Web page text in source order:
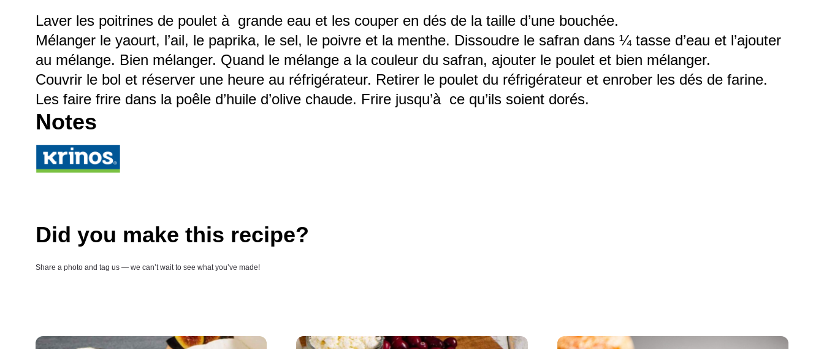
Laver les poitrines de poulet à grande eau et les couper en dés de la taille d’une bouchée.
Mélanger le yaourt, l’ail, le paprika, le sel, le poivre et la menthe. Dissoudre le safran dans ¼ tasse d’eau et l’ajouter
au mélange. Bien mélanger. Quand le mélange a la couleur du safran, ajouter le poulet et bien mélanger.
Couvrir le bol et réserver une heure au réfrigérateur. Retirer le poulet du réfrigérateur et enrober les dés de farine.
Les faire frire dans la poêle d’huile d’olive chaude. Frire jusqu’à ce qu’ils soient dorés.
Notes
Did you make this recipe?
Share a photo and tag us — we can’t wait to see what you’ve made!